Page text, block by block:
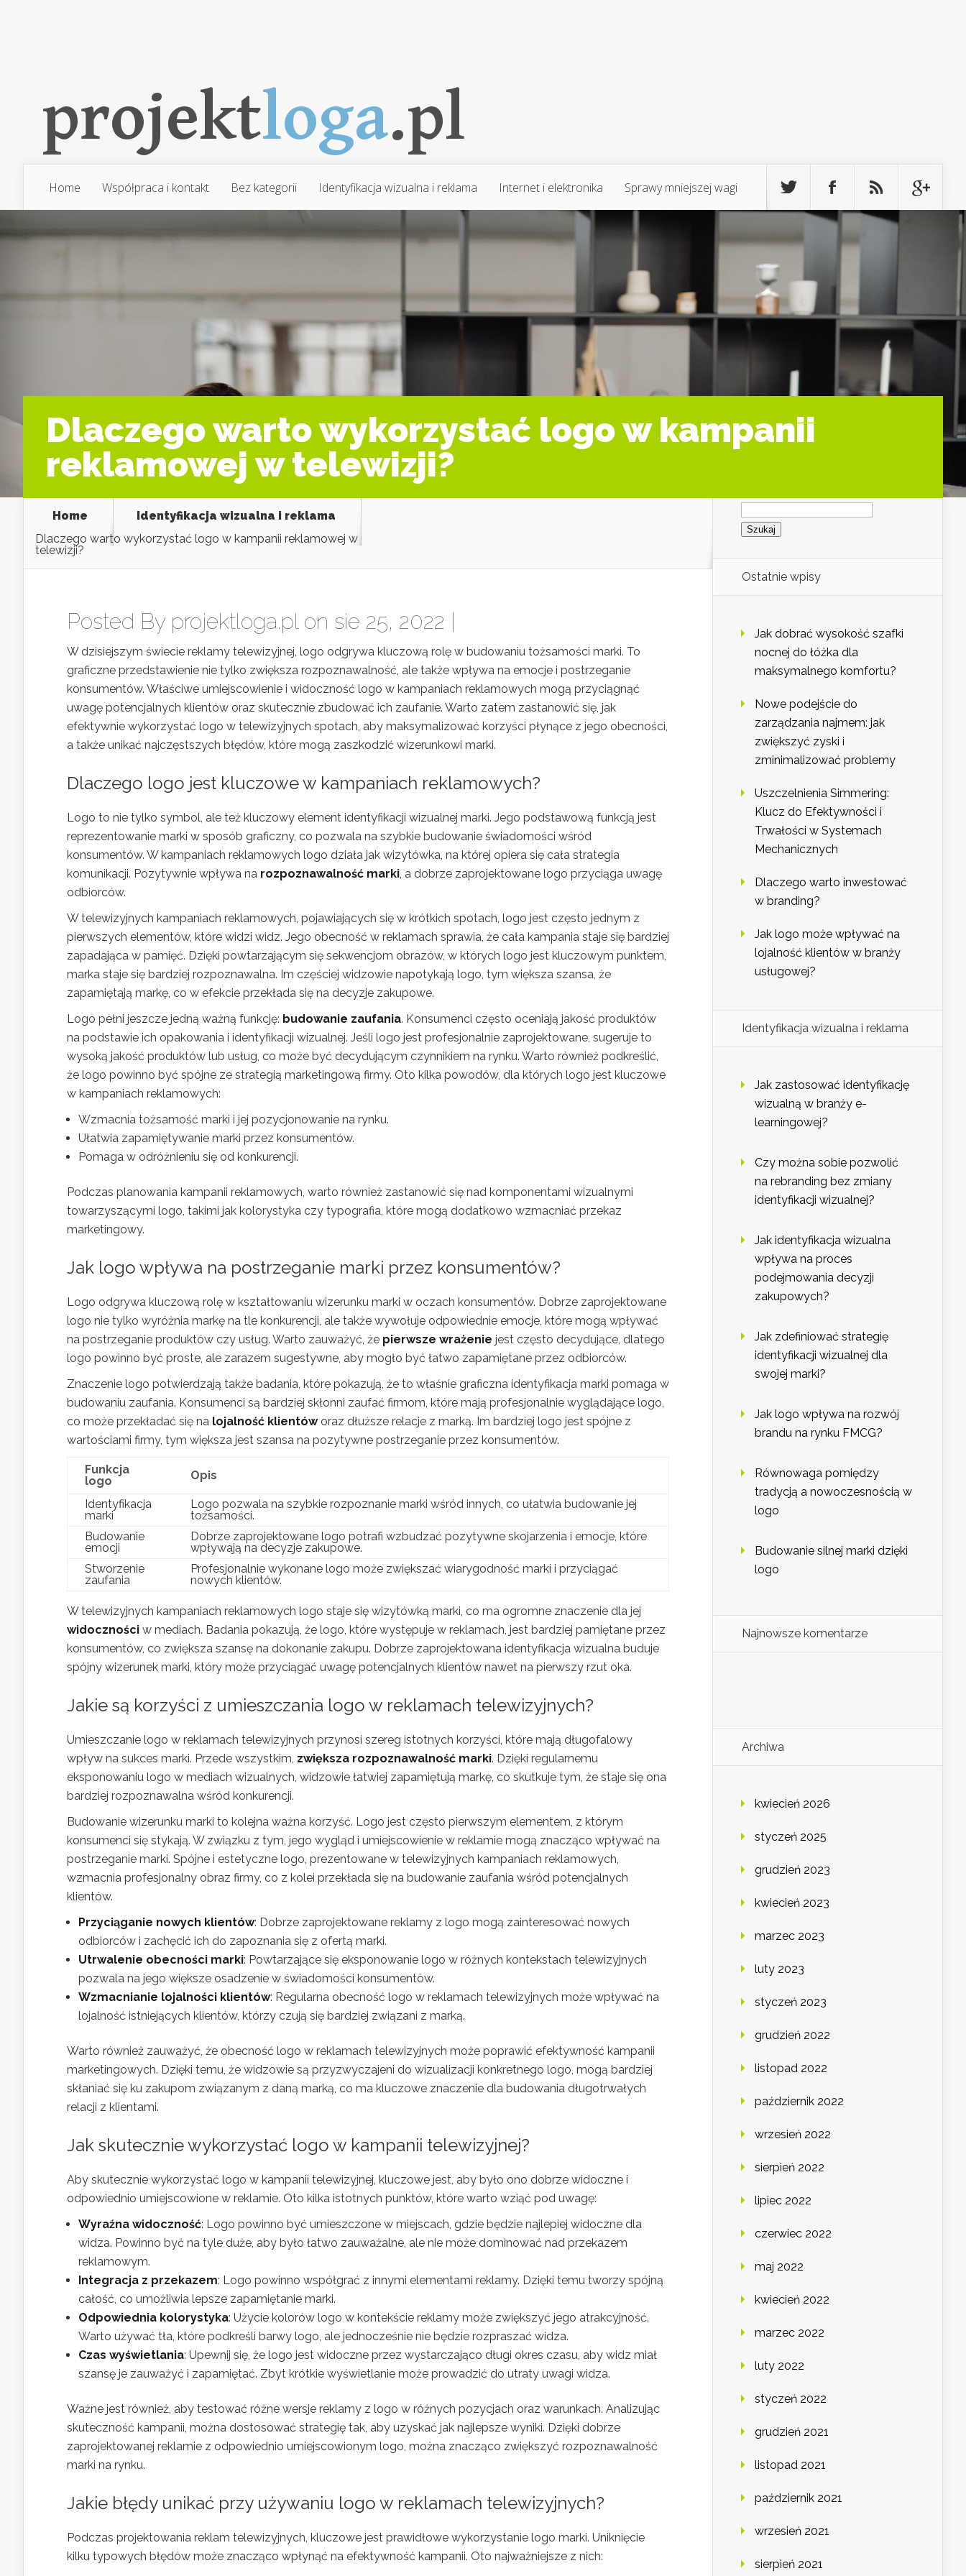
Home Współpraca i kontakt Bez kategorii Identyfikacja wizualna i reklama Internet i elektronika Sprawy mniejszej wagi
Dlaczego warto wykorzystać logo w kampanii
reklamowej w telewizji?
Home
Identyfikacja wizualna i reklama
Dlaczego warto wykorzystać logo w kampanii reklamowej w
telewizji?
Posted By projektloga.plon sie 25, 2022 |
W dzisiejszym świecie reklamy telewizyjnej, logo odgrywa kluczową rolę w budowaniu tożsamości marki. To
graficzne przedstawienie nie tylko zwiększa rozpoznawalność, ale także wpływa na emocje i postrzeganie
konsumentów. Właściwe umiejscowienie i widoczność logo w kampaniach reklamowych mogą przyciągnąć
uwagę potencjalnych klientów oraz skutecznie zbudować ich zaufanie. Warto zatem zastanowić się, jak
efektywnie wykorzystać logo w telewizyjnych spotach, aby maksymalizować korzyści płynące z jego obecności,
a także unikać najczęstszych błędów, które mogą zaszkodzić wizerunkowi marki.
Dlaczego logo jest kluczowe w kampaniach reklamowych?
Logo to nie tylko symbol, ale też kluczowy element identyfikacji wizualnej marki. Jego podstawową funkcją jest
reprezentowanie marki w sposób graficzny, co pozwala na szybkie budowanie świadomości wśród
konsumentów. W kampaniach reklamowych logo działa jak wizytówka, na której opiera się cała strategia
komunikacji. Pozytywnie wpływa na rozpoznawalność marki, a dobrze zaprojektowane logo przyciąga uwagę
odbiorców.
W telewizyjnych kampaniach reklamowych, pojawiających się w krótkich spotach, logo jest często jednym z
pierwszych elementów, które widzi widz. Jego obecność w reklamach sprawia, że cała kampania staje się bardziej
zapadająca w pamięć. Dzięki powtarzającym się sekwencjom obrazów, w których logo jest kluczowym punktem,
marka staje się bardziej rozpoznawalna. Im częściej widzowie napotykają logo, tym większa szansa, że
zapamiętają markę, co w efekcie przekłada się na decyzje zakupowe.
Logo pełni jeszcze jedną ważną funkcję: budowanie zaufania. Konsumenci często oceniają jakość produktów
na podstawie ich opakowania i identyfikacji wizualnej. Jeśli logo jest profesjonalnie zaprojektowane, sugeruje to
wysoką jakość produktów lub usług, co może być decydującym czynnikiem na rynku. Warto również podkreślić,
że logo powinno być spójne ze strategią marketingową firmy. Oto kilka powodów, dla których logo jest kluczowe
w kampaniach reklamowych:
Wzmacnia tożsamość marki i jej pozycjonowanie na rynku.
Ułatwia zapamiętywanie marki przez konsumentów.
Pomaga w odróżnieniu się od konkurencji.
Podczas planowania kampanii reklamowych, warto również zastanowić się nad komponentami wizualnymi
towarzyszącymi logo, takimi jak kolorystyka czy typografia, które mogą dodatkowo wzmacniać przekaz
marketingowy.
Jak logo wpływa na postrzeganie marki przez konsumentów?
Logo odgrywa kluczową rolę w kształtowaniu wizerunku marki w oczach konsumentów. Dobrze zaprojektowane
logo nie tylko wyróżnia markę na tle konkurencji, ale także wywołuje odpowiednie emocje, które mogą wpływać
na postrzeganie produktów czy usług. Warto zauważyć, że pierwsze wrażenie jest często decydujące, dlatego
logo powinno być proste, ale zarazem sugestywne, aby mogło być łatwo zapamiętane przez odbiorców.
Znaczenie logo potwierdzają także badania, które pokazują, że to właśnie graficzna identyfikacja marki pomaga w
budowaniu zaufania. Konsumenci są bardziej skłonni zaufać firmom, które mają profesjonalnie wyglądające logo,
co może przekładać się na lojalność klientóworaz dłuższe relacje z marką. Im bardziej logo jest spójne z
wartościami firmy, tym większa jest szansa na pozytywne postrzeganie przez konsumentów.
Funkcja
logo
Opis
Identyfikacja
marki
Logo pozwala na szybkie rozpoznanie marki wśród innych, co ułatwia budowanie jej
tożsamości.
Budowanie
emocji
Dobrze zaprojektowane logo potrafi wzbudzać pozytywne skojarzenia i emocje, które
wpływają na decyzje zakupowe.
Stworzenie
zaufania
Profesjonalnie wykonane logo może zwiększać wiarygodność marki i przyciągać
nowych klientów.
W telewizyjnych kampaniach reklamowych logo staje się wizytówką marki, co ma ogromne znaczenie dla jej
widoczności w mediach. Badania pokazują, że logo, które występuje w reklamach, jest bardziej pamiętane przez
konsumentów, co zwiększa szansę na dokonanie zakupu. Dobrze zaprojektowana identyfikacja wizualna buduje
spójny wizerunek marki, który może przyciągać uwagę potencjalnych klientów nawet na pierwszy rzut oka.
Jakie są korzyści z umieszczania logo w reklamach telewizyjnych?
Umieszczanie logo w reklamach telewizyjnych przynosi szereg istotnych korzyści, które mają długofalowy
wpływ na sukces marki. Przede wszystkim, zwiększa rozpoznawalność marki. Dzięki regularnemu
eksponowaniu logo w mediach wizualnych, widzowie łatwiej zapamiętują markę, co skutkuje tym, że staje się ona
bardziej rozpoznawalna wśród konkurencji.
Budowanie wizerunku marki to kolejna ważna korzyść. Logo jest często pierwszym elementem, z którym
konsumenci się stykają. W związku z tym, jego wygląd i umiejscowienie w reklamie mogą znacząco wpływać na
postrzeganie marki. Spójne i estetyczne logo, prezentowane w telewizyjnych kampaniach reklamowych,
wzmacnia profesjonalny obraz firmy, co z kolei przekłada się na budowanie zaufania wśród potencjalnych
klientów.
Przyciąganie nowych klientów: Dobrze zaprojektowane reklamy z logo mogą zainteresować nowych
odbiorców i zachęcić ich do zapoznania się z ofertą marki.
Utrwalenie obecności marki: Powtarzające się eksponowanie logo w różnych kontekstach telewizyjnych
pozwala na jego większe osadzenie w świadomości konsumentów.
Wzmacnianie lojalności klientów: Regularna obecność logo w reklamach telewizyjnych może wpływać na
lojalność istniejących klientów, którzy czują się bardziej związani z marką.
Warto również zauważyć, że obecność logo w reklamach telewizyjnych może poprawić efektywność kampanii
marketingowych. Dzięki temu, że widzowie są przyzwyczajeni do wizualizacji konkretnego logo, mogą bardziej
skłaniać się ku zakupom związanym z daną marką, co ma kluczowe znaczenie dla budowania długotrwałych
relacji z klientami.
Jak skutecznie wykorzystać logo w kampanii telewizyjnej?
Aby skutecznie wykorzystać logo w kampanii telewizyjnej, kluczowe jest, aby było ono dobrze widoczne i
odpowiednio umiejscowione w reklamie. Oto kilka istotnych punktów, które warto wziąć pod uwagę:
Wyraźna widoczność: Logo powinno być umieszczone w miejscach, gdzie będzie najlepiej widoczne dla
widza. Powinno być na tyle duże, aby było łatwo zauważalne, ale nie może dominować nad przekazem
reklamowym.
Integracja z przekazem: Logo powinno współgrać z innymi elementami reklamy. Dzięki temu tworzy spójną
całość, co umożliwia lepsze zapamiętanie marki.
Odpowiednia kolorystyka: Użycie kolorów logo w kontekście reklamy może zwiększyć jego atrakcyjność.
Warto używać tła, które podkreśli barwy logo, ale jednocześnie nie będzie rozpraszać widza.
Czas wyświetlania: Upewnij się, że logo jest widoczne przez wystarczająco długi okres czasu, aby widz miał
szansę je zauważyć i zapamiętać. Zbyt krótkie wyświetlanie może prowadzić do utraty uwagi widza.
Ważne jest również, aby testować różne wersje reklamy z logo w różnych pozycjach oraz warunkach. Analizując
skuteczność kampanii, można dostosować strategię tak, aby uzyskać jak najlepsze wyniki. Dzięki dobrze
zaprojektowanej reklamie z odpowiednio umiejscowionym logo, można znacząco zwiększyć rozpoznawalność
marki na rynku.
Jakie błędy unikać przy używaniu logo w reklamach telewizyjnych?
Podczas projektowania reklam telewizyjnych, kluczowe jest prawidłowe wykorzystanie logo marki. Uniknięcie
kilku typowych błędów może znacząco wpłynąć na efektywność kampanii. Oto najważniejsze z nich:
Szukaj:
Ostatnie wpisy
Jak dobrać wysokość szafki
nocnej do łóżka dla
maksymalnego komfortu?
Nowe podejście do
zarządzania najmem: jak
zwiększyć zyski i
zminimalizować problemy
Uszczelnienia Simmering:
Klucz do Efektywności i
Trwałości w Systemach
Mechanicznych
Dlaczego warto inwestować
w branding?
Jak logo może wpływać na
lojalność klientów w branży
usługowej?
Identyfikacja wizualna i reklama
Jak zastosować identyfikację
wizualną w branży e-
learningowej?
Czy można sobie pozwolić
na rebranding bez zmiany
identyfikacji wizualnej?
Jak identyfikacja wizualna
wpływa na proces
podejmowania decyzji
zakupowych?
Jak zdefiniować strategię
identyfikacji wizualnej dla
swojej marki?
Jak logo wpływa na rozwój
brandu na rynku FMCG?
Równowaga pomiędzy
tradycją a nowoczesnością w
logo
Budowanie silnej marki dzięki
logo
Najnowsze komentarze
Archiwa
kwiecień 2026
styczeń 2025
grudzień 2023
kwiecień 2023
marzec 2023
luty 2023
styczeń 2023
grudzień 2022
listopad 2022
październik 2022
wrzesień 2022
sierpień 2022
lipiec 2022
czerwiec 2022
maj 2022
kwiecień 2022
marzec 2022
luty 2022
styczeń 2022
grudzień 2021
listopad 2021
październik 2021
wrzesień 2021
sierpień 2021